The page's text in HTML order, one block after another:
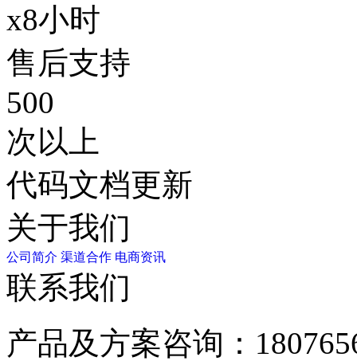
x8小时
售后支持
500
次以上
代码文档更新
关于我们
公司简介 渠道合作 电商资讯
联系我们
产品及方案咨询：